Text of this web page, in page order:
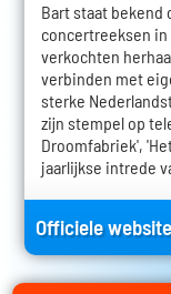
Bart staat
concertreeksen
verkochten
verbinden met
sterke
zijn stempel op
Droomfabriek',
jaarlijkse intrede
Officiele